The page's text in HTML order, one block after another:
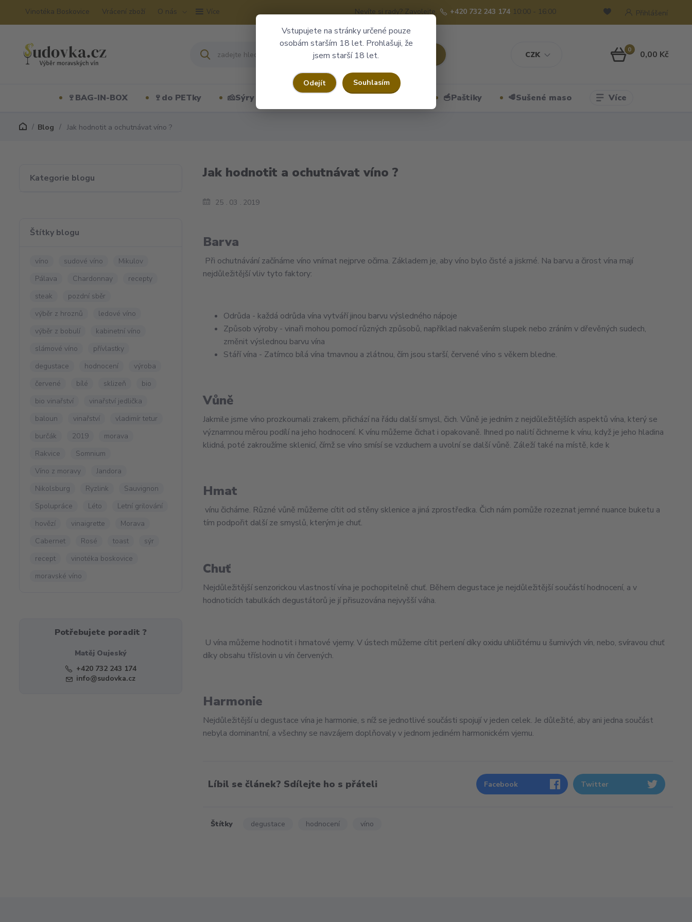
Vstupujete na stránky určené pouze
osobám starším 18 let. Prohlašuji, že
jsem starší 18 let.
Odejít Souhlasím
Vinotéka Boskovice Vrácení zboží O nás Více
CZK
Přihlášení
Nevíte si rady? Zavolejte. +420 732 243 174 10:00 - 16:00
0 0,00 Kč
🍷BAG-IN-BOX 🍷do PETky 🧀Sýry 🥣Paštiky 🥩Sušené maso Více
Blog Jak hodnotit a ochutnávat víno ?
Kategorie blogu
Štítky blogu
víno sudové víno
Mikulov
Pálava
Chardonnay
recepty
steak
pozdní sběr
výběr z hroznů
ledové víno
výběr z bobulí
kabinetní víno
slámové víno
přívlastky
degustace
hodnocení
výroba
červené
bílé sklizeň
bio
bio vinařství
vinařství jedlička
baloun
vinařství
vladimír tetur
burčák
2019
morava
Rakvice
Somnium
Víno z moravy
Jandora
Nikolsburg
Ryzlink
Sauvignon
Spolupráce
Léto
Letní grilování
hovězí
vinaigrette
Morava
Cabernet
Rosé toast
sýr
recept
vinotéka boskovice
moravské víno
Potřebujete poradit ?
Matěj Oujeský
+420 732 243 174
info@sudovka.cz
25 03 2019
Jak hodnotit a ochutnávat víno ?
Barva
Při ochutnávání začínáme víno vnímat nejprve očima. Základem je, aby víno bylo čisté a jiskrné. Na barvu a čirost vína mají
nejdůležitější vliv tyto faktory:
Odrůda - každá odrůda vína vytváří jinou barvu výsledného nápoje
Způsob výroby - vinaři mohou pomocí různých způsobů, například nakvašením slupek nebo zráním v dřevěných sudech,
změnit výslednou barvu vína
Stáří vína - Zatímco bílá vína tmavnou a zlátnou, čím jsou starší, červené víno s věkem bledne.
Vůně
Jakmile jsme víno prozkoumali zrakem, přichází na řádu další smysl, čich. Vůně je jedním z nejdůležitějších aspektů vína, který se
významnou měrou podílí na jeho hodnocení. K vínu můžeme čichat i opakovaně. Ihned po nalití čichneme k vínu, když je jeho hladina
klidná, poté zakroužíme sklenicí, čímž se víno smísí se vzduchem a uvolní se další vůně. Záleží také na místě, kde k
Hmat
vínu čicháme. Různé vůně můžeme cítit od stěny sklenice a jiná zprostředka. Čich nám pomůže rozeznat jemné nuance buketu a
tím podpořit další ze smyslů, kterým je chuť.
Chuť
Nejdůležitější senzorickou vlastností vína je pochopitelně chuť. Během degustace je nejdůležitější součástí hodnocení, a v
hodnoticích tabulkách degustátorů je jí přisuzována nejvyšší váha.
U vína můžeme hodnotit i hmatové vjemy. V ústech můžeme cítit perlení díky oxidu uhličitému u šumivých vín, nebo, svíravou chuť
díky obsahu tříslovin u vín červených.
Harmonie
Nejdůležitější u degustace vína je harmonie, s níž se jednotlivé součásti spojují v jeden celek. Je důležité, aby ani jedna součást
nebyla dominantní, a všechny se navzájem doplňovaly v jednom jediném harmonickém vjemu.
Líbil se článek? Sdílejte ho s přáteli Facebook Twitter
Štítky degustace hodnocení víno